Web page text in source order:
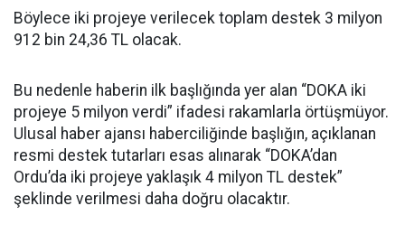
Böylece iki projeye verilecek toplam destek 3 milyon
912 bin 24,36 TL olacak.
Bu nedenle haberin ilk başlığında yer alan “DOKA iki
projeye 5 milyon verdi” ifadesi rakamlarla örtüşmüyor.
Ulusal haber ajansı haberciliğinde başlığın, açıklanan
resmi destek tutarları esas alınarak “DOKA’dan
Ordu’da iki projeye yaklaşık 4 milyon TL destek”
şeklinde verilmesi daha doğru olacaktır.